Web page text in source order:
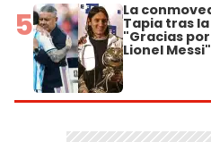
5 La
Tapia tras
"Gracias
Lionel Messi"